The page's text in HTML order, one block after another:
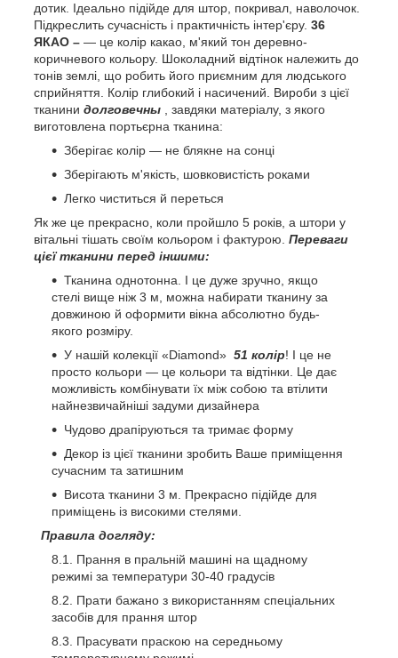
дотик. Ідеально підійде для штор, покривал, наволочок.
Підкреслить сучасність і практичність інтер'єру. 36
ЯКАО – — це колір какао, м'який тон деревно-
коричневого кольору. Шоколадний відтінок належить до
тонів землі, що робить його приємним для людського
сприйняття. Колір глибокий і насичений. Вироби з цієї
тканини долговечны , завдяки матеріалу, з якого
виготовлена портьєрна тканина:
Зберігає колір — не блякне на сонці
Зберігають м'якість, шовковистість роками
Легко чиститься й переться
Як же це прекрасно, коли пройшло 5 років, а штори у
вітальні тішать своїм кольором і фактурою. Переваги
цієї тканини перед іншими:
Тканина однотонна. І це дуже зручно, якщо
стелі вище ніж 3 м, можна набирати тканину за
довжиною й оформити вікна абсолютно будь-
якого розміру.
У нашій колекції «Diamond» 51 колір! І це не
просто кольори — це кольори та відтінки. Це дає
можливість комбінувати їх між собою та втілити
найнезвичайніші задуми дизайнера
Чудово драпіруються та тримає форму
Декор із цієї тканини зробить Ваше приміщення
сучасним та затишним
Висота тканини 3 м. Прекрасно підійде для
приміщень із високими стелями.
Правила догляду:
Прання в пральній машині на щадному
режимі за температури 30-40 градусів
Прати бажано з використанням спеціальних
засобів для прання штор
Прасувати праскою на середньому